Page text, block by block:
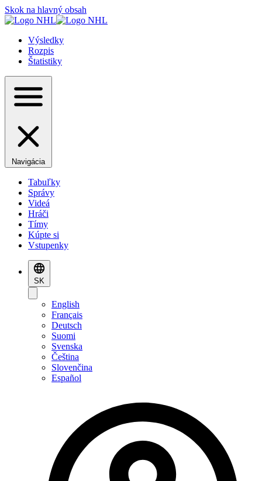
Skok na hlavný obsah
Výsledky
Rozpis
Štatistiky
Navigácia
Tabuľky
Správy
Videá
Hráči
Tímy
Kúpte si
Vstupenky
SK
English
Français
Deutsch
Suomi
Svenska
Čeština
Slovenčina
Español